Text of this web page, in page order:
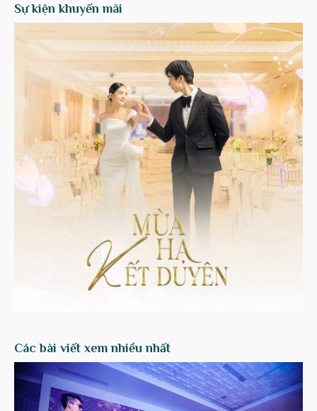
Sự kiện khuyến mãi
Các bài viết xem nhiều nhất